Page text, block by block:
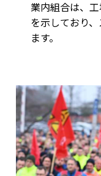
業内組合は、
を示しており
ます。